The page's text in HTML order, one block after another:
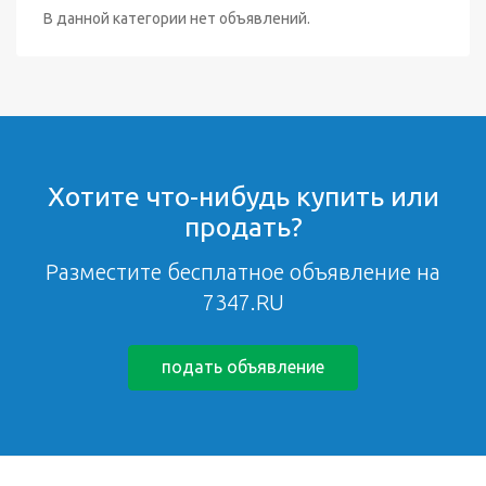
В данной категории нет объявлений.
Хотите что-нибудь купить или
продать?
Разместите бесплатное объявление на
7347.RU
подать объявление